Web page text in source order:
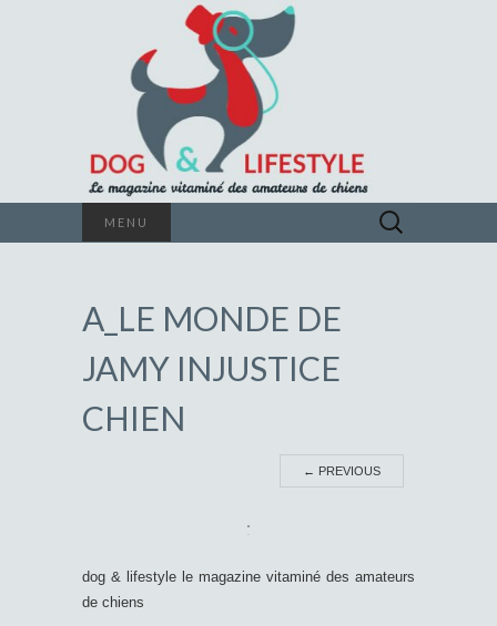
LIFESTYLE
Le magazine vitaminé des amateurs de
chiens
MENU Rechercher :
A_LE MONDE DE
JAMY INJUSTICE
CHIEN
← PREVIOUS
dog & lifestyle le magazine vitaminé des amateurs
de chiens